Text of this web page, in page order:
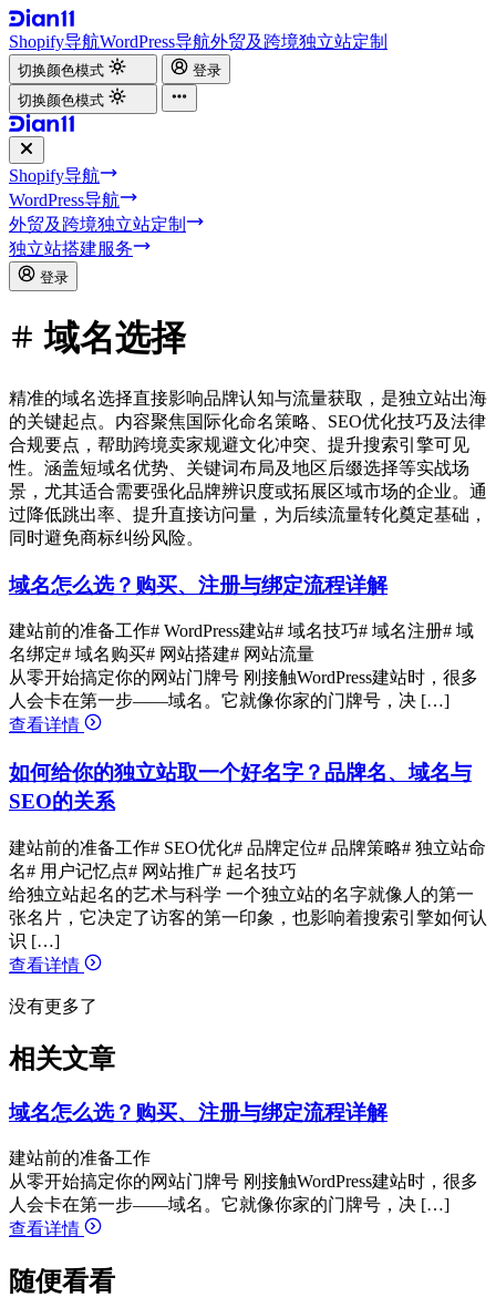
Shopify导航WordPress导航外贸及跨境独立站定制
切换颜色模式
登录
切换颜色模式
Shopify导航
WordPress导航
外贸及跨境独立站定制
独立站搭建服务
登录
域名选择
精准的域名选择直接影响品牌认知与流量获取，是独立站出海
的关键起点。内容聚焦国际化命名策略、SEO优化技巧及法律
合规要点，帮助跨境卖家规避文化冲突、提升搜索引擎可见
性。涵盖短域名优势、关键词布局及地区后缀选择等实战场
景，尤其适合需要强化品牌辨识度或拓展区域市场的企业。通
过降低跳出率、提升直接访问量，为后续流量转化奠定基础，
同时避免商标纠纷风险。
域名怎么选？购买、注册与绑定流程详解
建站前的准备工作# WordPress建站# 域名技巧# 域名注册# 域
名绑定# 域名购买# 网站搭建# 网站流量
从零开始搞定你的网站门牌号 刚接触WordPress建站时，很多
人会卡在第一步——域名。它就像你家的门牌号，决 […]
查看详情
如何给你的独立站取一个好名字？品牌名、域名与
SEO的关系
建站前的准备工作# SEO优化# 品牌定位# 品牌策略# 独立站命
名# 用户记忆点# 网站推广# 起名技巧
给独立站起名的艺术与科学 一个独立站的名字就像人的第一
张名片，它决定了访客的第一印象，也影响着搜索引擎如何认
识 […]
查看详情
没有更多了
相关文章
域名怎么选？购买、注册与绑定流程详解
建站前的准备工作
从零开始搞定你的网站门牌号 刚接触WordPress建站时，很多
人会卡在第一步——域名。它就像你家的门牌号，决 […]
查看详情
随便看看